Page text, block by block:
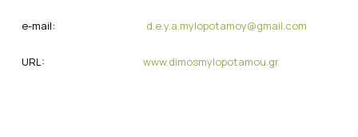
e-mail: d.e.y.a.mylopotamoy@gmail.com
URL: www.dimosmylopotamou.gr